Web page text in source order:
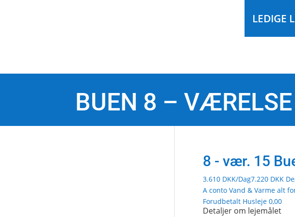
LEDIGE
BUEN 8 –
8 - vær. 15
3.610 DKK/Dag7.220 DKK
A conto Vand & Varme alt
Forudbetalt Husleje 0,00
Detaljer om lejemålet